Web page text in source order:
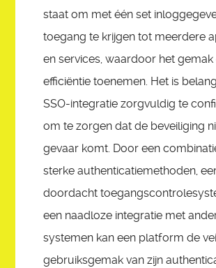
staat om met één set
toegang te krijgen tot meerdere
en services, waardoor het gemak
efficiëntie toenemen. Het is
SSO-integratie zorgvuldig te
om te zorgen dat de beveiliging
gevaar komt. Door een
sterke authenticatiemethoden,
doordacht
een naadloze integratie met
systemen kan een platform de
gebruiksgemak van zijn